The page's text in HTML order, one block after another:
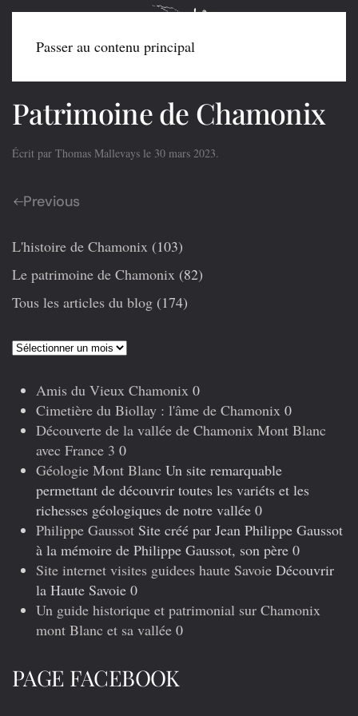
Passer au contenu principal
Patrimoine de Chamonix
Écrit par Thomas Mallevays le 30 mars 2023.
Previous
L'histoire de Chamonix (103)
Le patrimoine de Chamonix (82)
Tous les articles du blog (174)
Articles
Amis du Vieux Chamonix 0
Cimetière du Biollay : l'âme de Chamonix 0
Découverte de la vallée de Chamonix Mont Blanc
avec France 3 0
Géologie Mont Blanc Un site remarquable
permettant de découvrir toutes les variéts et les
richesses géologiques de notre vallée 0
Philippe Gaussot Site créé par Jean Philippe Gaussot
à la mémoire de Philippe Gaussot, son père 0
Site internet visites guidees haute Savoie Découvrir
la Haute Savoie 0
Un guide historique et patrimonial sur Chamonix
mont Blanc et sa vallée 0
PAGE FACEBOOK